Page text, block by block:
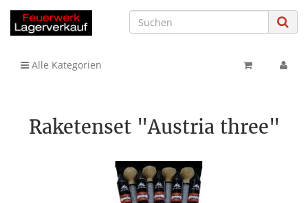
Alle Kategorien
Raketenset "Austria three"